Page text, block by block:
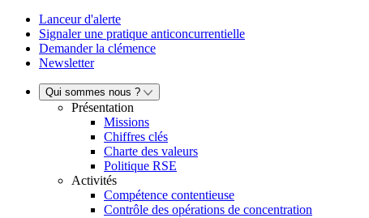
Lanceur d'alerte
Signaler une pratique anticoncurrentielle
Demander la clémence
Newsletter
Qui sommes nous ?
Présentation
Missions
Chiffres clés
Charte des valeurs
Politique RSE
Activités
Compétence contentieuse
Contrôle des opérations de concentration